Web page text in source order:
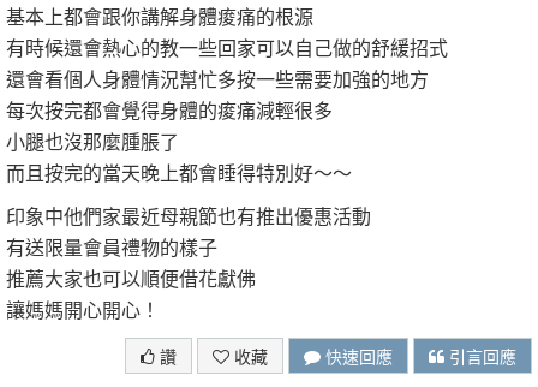
基本上都會跟你講解身體痠痛的根源
有時候還會熱心的教一些回家可以自己做的舒緩招式
還會看個人身體情況幫忙多按一些需要加強的地方
每次按完都會覺得身體的痠痛減輕很多
小腿也沒那麼腫脹了
而且按完的當天晚上都會睡得特別好～～
印象中他們家最近母親節也有推出優惠活動
有送限量會員禮物的樣子
推薦大家也可以順便借花獻佛
讓媽媽開心開心！
讚 收藏 快速回應 引言回應